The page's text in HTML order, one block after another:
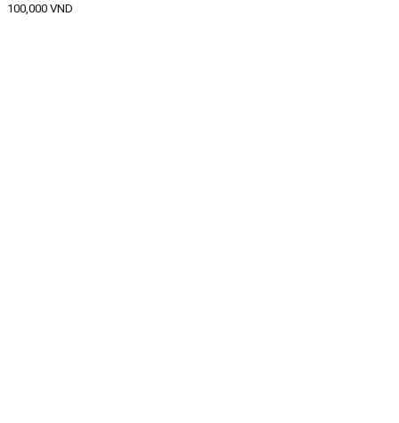
100,000 VND